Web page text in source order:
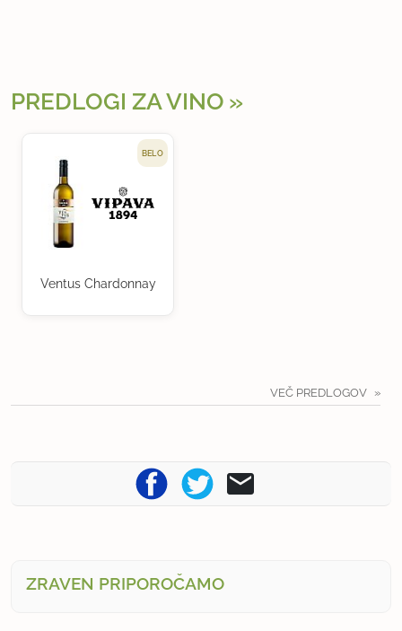
PREDLOGI ZA VINO
BELO
Ventus Chardonnay
VEČ PREDLOGOV
ZRAVEN PRIPOROČAMO